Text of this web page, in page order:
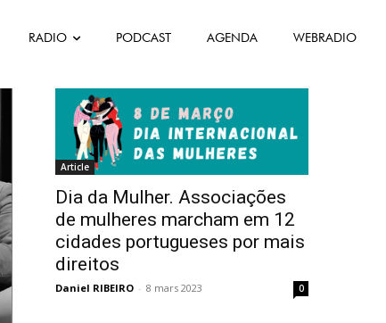
RADIO PODCAST AGENDA WEBRADIO
Article
Dia da Mulher. Associações
de mulheres marcham em 12
cidades portugueses por mais
direitos
Daniel RIBEIRO - 8 mars 2023 0